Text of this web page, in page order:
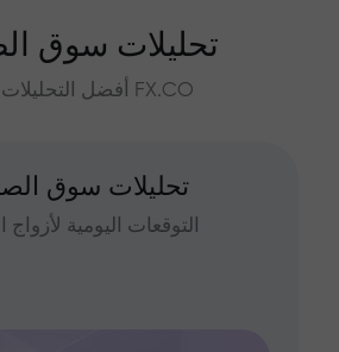
تحليلات سوق
أفضل التحليلات ومراجعات السوق مع FX.CO
تحليلات سوق
التوقعات اليومية